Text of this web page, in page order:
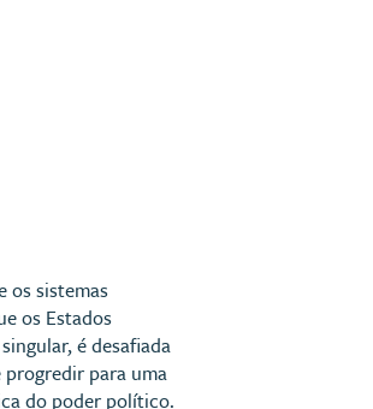
os sistemas
os Estados
é desafiada
para uma
do poder político.